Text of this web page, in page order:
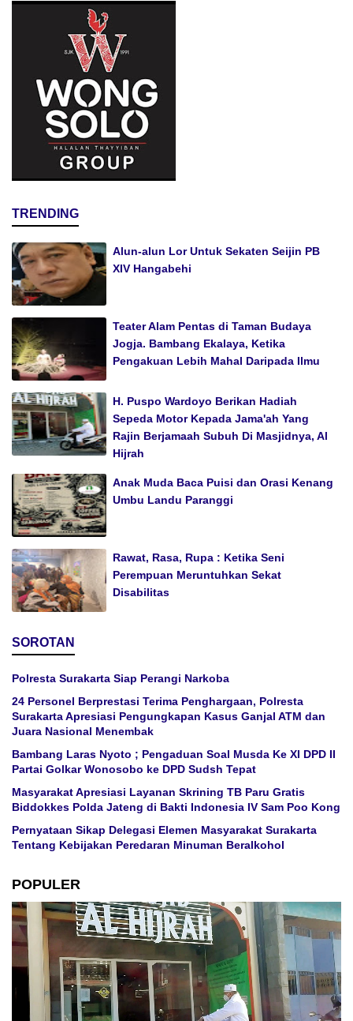
TRENDING
Alun-alun Lor Untuk Sekaten Seijin PB
XIV Hangabehi
Teater Alam Pentas di Taman Budaya
Jogja. Bambang Ekalaya, Ketika
Pengakuan Lebih Mahal Daripada Ilmu
H. Puspo Wardoyo Berikan Hadiah
Sepeda Motor Kepada Jama'ah Yang
Rajin Berjamaah Subuh Di Masjidnya, Al
Hijrah
Anak Muda Baca Puisi dan Orasi Kenang
Umbu Landu Paranggi
Rawat, Rasa, Rupa : Ketika Seni
Perempuan Meruntuhkan Sekat
Disabilitas
SOROTAN
Polresta Surakarta Siap Perangi Narkoba
24 Personel Berprestasi Terima Penghargaan, Polresta
Surakarta Apresiasi Pengungkapan Kasus Ganjal ATM dan
Juara Nasional Menembak
Bambang Laras Nyoto ; Pengaduan Soal Musda Ke XI DPD II
Partai Golkar Wonosobo ke DPD Sudsh Tepat
Masyarakat Apresiasi Layanan Skrining TB Paru Gratis
Biddokkes Polda Jateng di Bakti Indonesia IV Sam Poo Kong
Pernyataan Sikap Delegasi Elemen Masyarakat Surakarta
Tentang Kebijakan Peredaran Minuman Beralkohol
POPULER